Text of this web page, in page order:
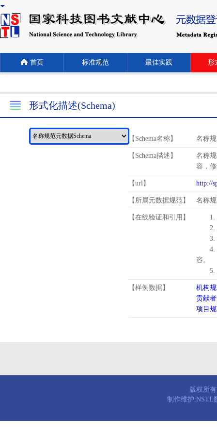
首页 标准规范 最佳实践 形
形式化描述(Schema)
【Schema名称】 名称规
【Schema描述】
名称
容，
【url】 http://
【所属元数据规范】 名称
【在线验证和引用】
1.
2.
3.
4.
容。
5.
【样例数据】
机构
贡献
项目
版权所
制作维护:NSTL